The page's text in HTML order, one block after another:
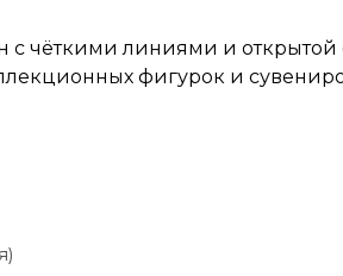
чёткими линиями и открытой
фигурок и